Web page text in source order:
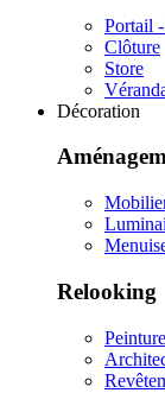
Portail
Clôture
Store
Décoration
Relooking